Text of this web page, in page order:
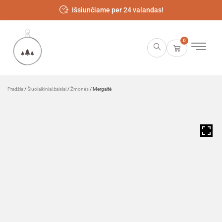
Išsiunčiame per 24 valandas!
0
Pradžia /Šiuolaikiniai žaislai /Žmonės / Mergaitė